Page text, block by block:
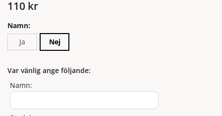
110 kr
Namn:
Ja
Nej
Var vänlig ange följande:
Namn: